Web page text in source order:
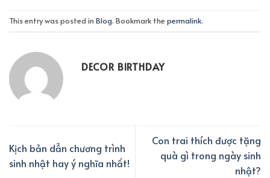
This entry was posted in Blog. Bookmark the permalink.
DECOR BIRTHDAY
Kịch bản dẫn chương trình
sinh nhật hay ý nghĩa nhất!
Con trai thích được tặng
quà gì trong ngày sinh
nhật?